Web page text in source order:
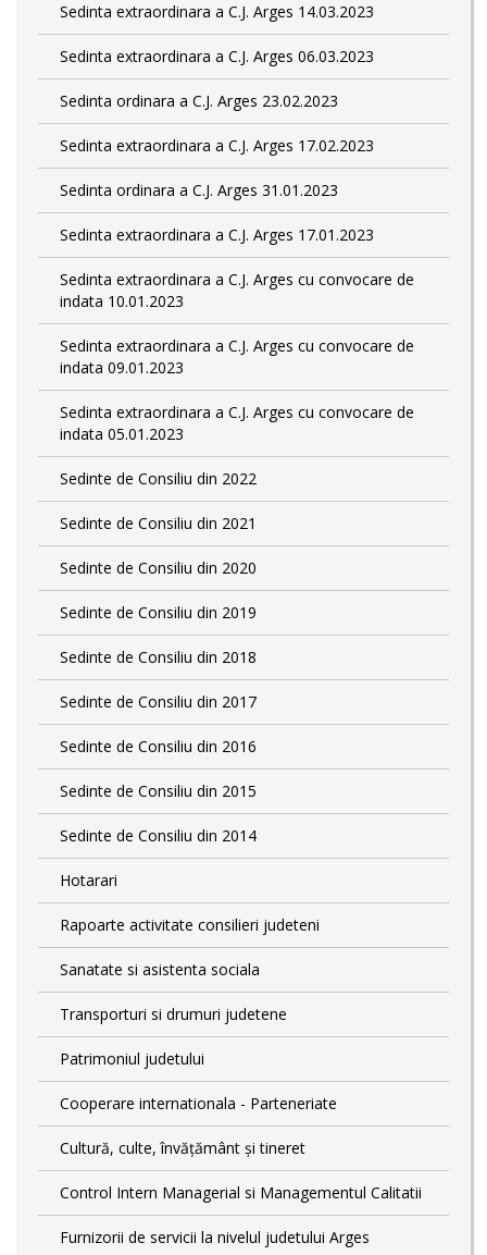
Sedinta extraordinara a C.J. Arges 14.03.2023
Sedinta extraordinara a C.J. Arges 06.03.2023
Sedinta ordinara a C.J. Arges 23.02.2023
Sedinta extraordinara a C.J. Arges 17.02.2023
Sedinta ordinara a C.J. Arges 31.01.2023
Sedinta extraordinara a C.J. Arges 17.01.2023
Sedinta extraordinara a C.J. Arges cu convocare de
indata 10.01.2023
Sedinta extraordinara a C.J. Arges cu convocare de
indata 09.01.2023
Sedinta extraordinara a C.J. Arges cu convocare de
indata 05.01.2023
Sedinte de Consiliu din 2022
Sedinte de Consiliu din 2021
Sedinte de Consiliu din 2020
Sedinte de Consiliu din 2019
Sedinte de Consiliu din 2018
Sedinte de Consiliu din 2017
Sedinte de Consiliu din 2016
Sedinte de Consiliu din 2015
Sedinte de Consiliu din 2014
Hotarari
Rapoarte activitate consilieri judeteni
Sanatate si asistenta sociala
Transporturi si drumuri judetene
Patrimoniul judetului
Cooperare internationala - Parteneriate
Cultură, culte, învățământ și tineret
Control Intern Managerial si Managementul Calitatii
Furnizorii de servicii la nivelul judetului Arges